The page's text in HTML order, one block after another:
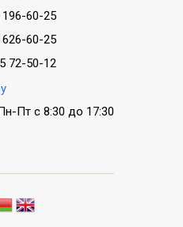
60-25
60-25
72-50-12
Пт с 8:30 до 17:30